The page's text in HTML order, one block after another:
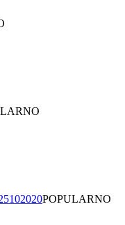
POPULARNO